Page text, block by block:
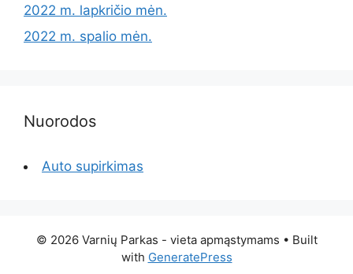
2022 m. lapkričio mėn.
2022 m. spalio mėn.
Nuorodos
Auto supirkimas
© 2026 Varnių Parkas - vieta apmąstymams • Built
with GeneratePress